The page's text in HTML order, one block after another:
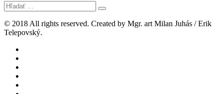
© 2018 All rights reserved. Created by Mgr. art Milan Juhás / Erik
Telepovský.